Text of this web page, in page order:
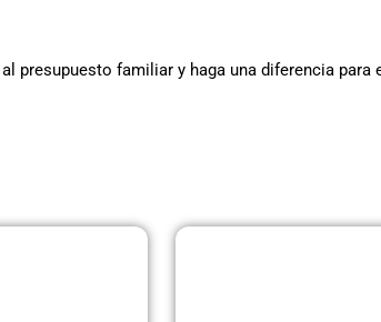
presupuesto familiar y haga una diferencia
PáginaPáginaPágina